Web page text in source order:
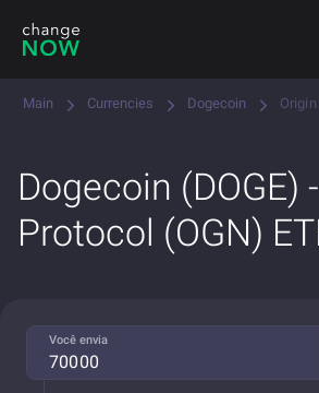
Main Currencies Dogecoin
Dogecoin (DOGE)
Protocol (OGN)
Você envia